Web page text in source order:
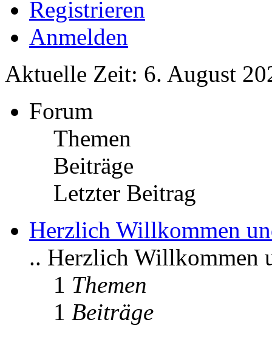
Registrieren
Anmelden
Aktuelle Zeit: 6. August
Forum
Themen
Beiträge
Letzter Beitrag
Herzlich Willkommen
.. Herzlich Willkommen
1 Themen
1 Beiträge